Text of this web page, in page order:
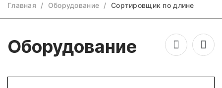
Главная / Оборудование / Сортировщик по длине
Оборудование